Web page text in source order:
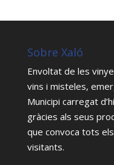
Sobre Xaló
Envoltat de les
vins i misteles,
Municipi carregat
gràcies als seus
que convoca tots
visitants.